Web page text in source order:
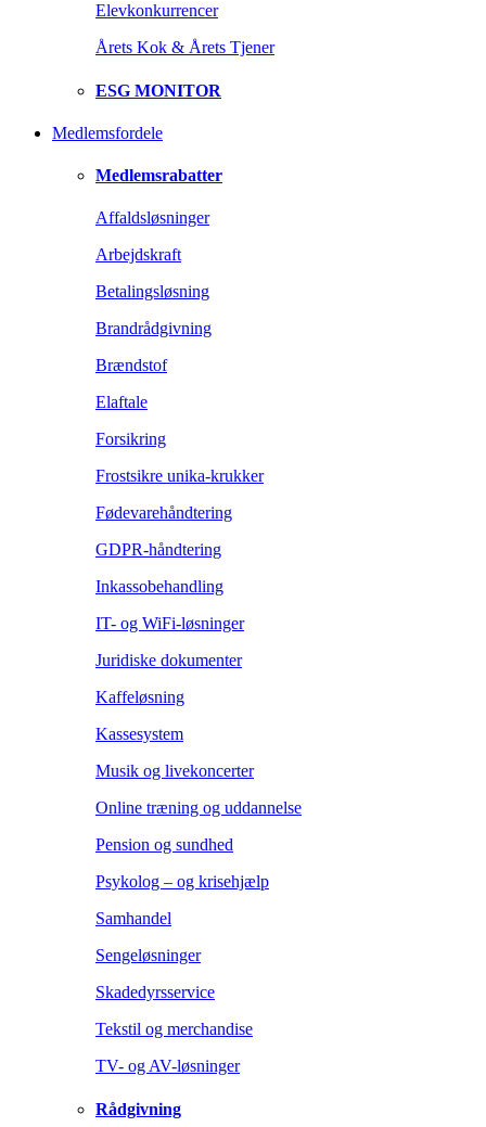
Elevkonkurrencer
Årets Kok & Årets Tjener
ESG MONITOR
Medlemsfordele
Medlemsrabatter
Affaldsløsninger
Arbejdskraft
Betalingsløsning
Brandrådgivning
Brændstof
Elaftale
Forsikring
Frostsikre unika-krukker
Fødevarehåndtering
GDPR-håndtering
Inkassobehandling
IT- og WiFi-løsninger
Juridiske dokumenter
Kaffeløsning
Kassesystem
Musik og livekoncerter
Online træning og uddannelse
Pension og sundhed
Psykolog – og krisehjælp
Samhandel
Sengeløsninger
Skadedyrsservice
Tekstil og merchandise
TV- og AV-løsninger
Rådgivning